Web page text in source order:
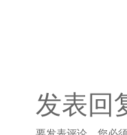
发表回